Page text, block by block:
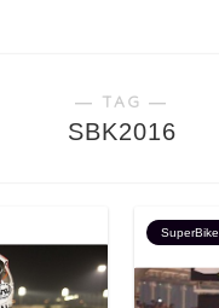
― TAG ―
SBK2016
SuperBike